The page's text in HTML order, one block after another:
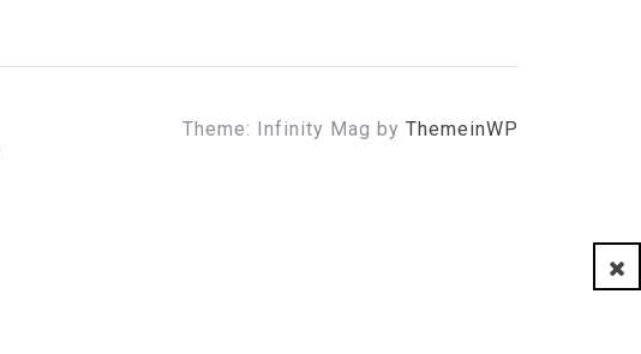
Theme: Infinity Mag by ThemeinWP